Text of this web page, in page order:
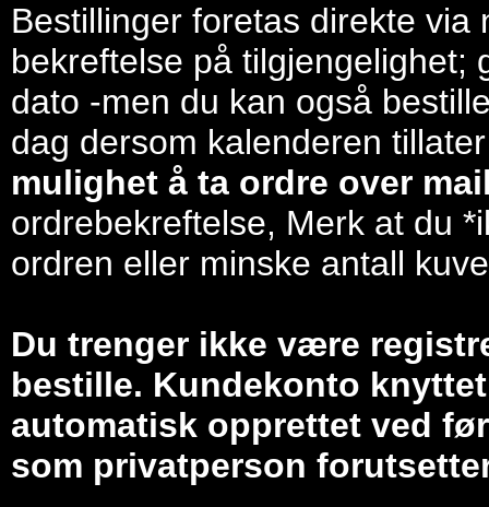
Bestillinger foretas direkte
bekreftelse på tilgjengelighet;
dato -men du kan også
dag dersom kalenderen
mulighet å ta ordre over
ordrebekreftelse, Merk at du
ordren eller minske antall
Du trenger ikke være
bestille. Kundekonto
automatisk opprettet ved
som privatperson